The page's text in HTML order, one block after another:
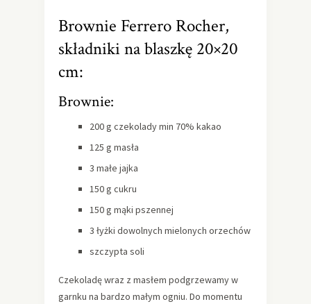
Brownie Ferrero Rocher,
składniki na blaszkę 20×20
cm:
Brownie:
200 g czekolady min 70% kakao
125 g masła
3 małe jajka
150 g cukru
150 g mąki pszennej
3 łyżki dowolnych mielonych orzechów
szczypta soli
Czekoladę wraz z masłem podgrzewamy w
garnku na bardzo małym ogniu. Do momentu